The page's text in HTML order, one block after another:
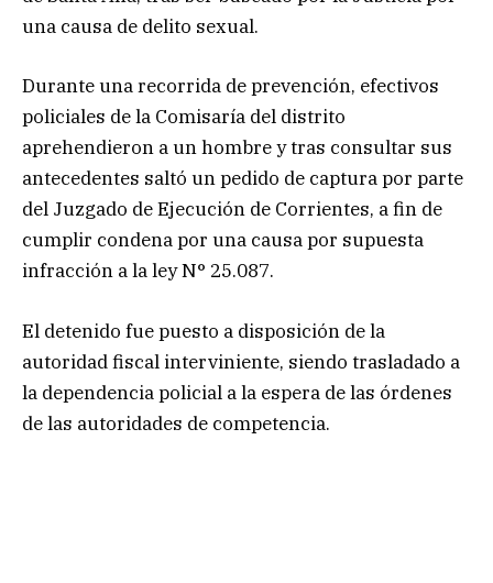
una causa de delito sexual.
Durante una recorrida de prevención, efectivos
policiales de la Comisaría del distrito
aprehendieron a un hombre y tras consultar sus
antecedentes saltó un pedido de captura por parte
del Juzgado de Ejecución de Corrientes, a fin de
cumplir condena por una causa por supuesta
infracción a la ley N° 25.087.
El detenido fue puesto a disposición de la
autoridad fiscal interviniente, siendo trasladado a
la dependencia policial a la espera de las órdenes
de las autoridades de competencia.